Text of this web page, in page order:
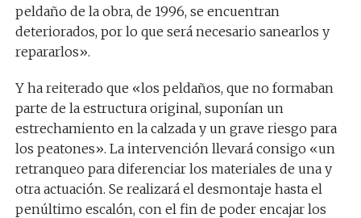
peldaño de la obra, de 1996, se encuentran
deteriorados, por lo que será necesario sanearlos y
repararlos».
Y ha reiterado que «los peldaños, que no formaban
parte de la estructura original, suponían un
estrechamiento en la calzada y un grave riesgo para
los peatones». La intervención llevará consigo «un
retranqueo para diferenciar los materiales de una y
otra actuación. Se realizará el desmontaje hasta el
penúltimo escalón, con el fin de poder encajar los